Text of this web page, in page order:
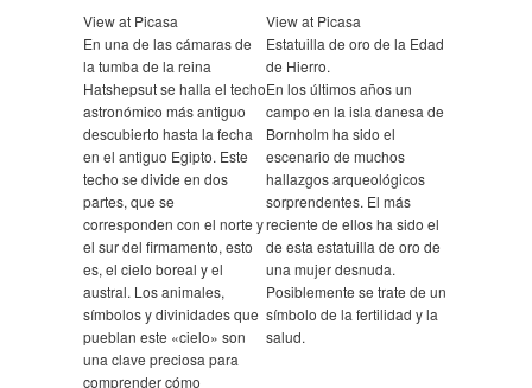
View at Picasa
En una de las cámaras de
la tumba de la reina
Hatshepsut se halla el techo
astronómico más antiguo
descubierto hasta la fecha
en el antiguo Egipto. Este
techo se divide en dos
partes, que se
corresponden con el norte y
el sur del firmamento, esto
es, el cielo boreal y el
austral. Los animales,
símbolos y divinidades que
pueblan este «cielo» son
una clave preciosa para
comprender cómo
View at Picasa
Estatuilla de oro de la Edad
de Hierro.
En los últimos años un
campo en la isla danesa de
Bornholm ha sido el
escenario de muchos
hallazgos arqueológicos
sorprendentes. El más
reciente de ellos ha sido el
de esta estatuilla de oro de
una mujer desnuda.
Posiblemente se trate de un
símbolo de la fertilidad y la
salud.